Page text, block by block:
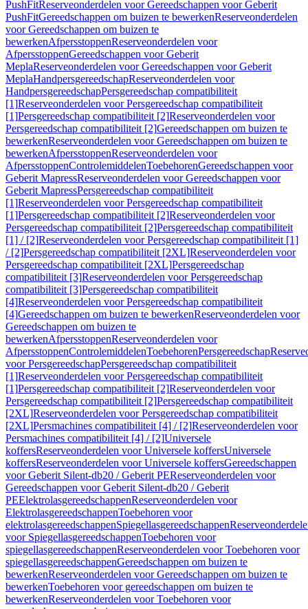
PushFitReserveonderdelen voor Gereedschappen voor Geberit
PushFitGereedschappen om buizen te bewerkenReserveonderdelen
voor Gereedschappen om buizen te
bewerkenAfpersstoppenReserveonderdelen voor
AfpersstoppenGereedschappen voor Geberit
MeplaReserveonderdelen voor Gereedschappen voor Geberit
MeplaHandpersgereedschapReserveonderdelen voor
HandpersgereedschapPersgereedschap compatibiliteit
[1]Reserveonderdelen voor Persgereedschap compatibiliteit
[1]Persgereedschap compatibiliteit [2]Reserveonderdelen voor
Persgereedschap compatibiliteit [2]Gereedschappen om buizen te
bewerkenReserveonderdelen voor Gereedschappen om buizen te
bewerkenAfpersstoppenReserveonderdelen voor
AfpersstoppenControlemiddelenToebehorenGereedschappen voor
Geberit MapressReserveonderdelen voor Gereedschappen voor
Geberit MapressPersgereedschap compatibiliteit
[1]Reserveonderdelen voor Persgereedschap compatibiliteit
[1]Persgereedschap compatibiliteit [2]Reserveonderdelen voor
Persgereedschap compatibiliteit [2]Persgereedschap compatibiliteit
[1] / [2]Reserveonderdelen voor Persgereedschap compatibiliteit [1]
/ [2]Persgereedschap compatibiliteit [2XL]Reserveonderdelen voor
Persgereedschap compatibiliteit [2XL]Persgereedschap
compatibiliteit [3]Reserveonderdelen voor Persgereedschap
compatibiliteit [3]Persgereedschap compatibiliteit
[4]Reserveonderdelen voor Persgereedschap compatibiliteit
[4]Gereedschappen om buizen te bewerkenReserveonderdelen voor
Gereedschappen om buizen te
bewerkenAfpersstoppenReserveonderdelen voor
AfpersstoppenControlemiddelenToebehorenPersgereedschap
voor PersgereedschapPersgereedschap compatibiliteit
[1]Reserveonderdelen voor Persgereedschap compatibiliteit
[1]Persgereedschap compatibiliteit [2]Reserveonderdelen voor
Persgereedschap compatibiliteit [2]Persgereedschap compatibiliteit
[2XL]Reserveonderdelen voor Persgereedschap compatibiliteit
[2XL]Persmachines compatibiliteit [4] / [2]Reserveonderdelen voor
Persmachines compatibiliteit [4] / [2]Universele
koffersReserveonderdelen voor Universele koffersUniversele
koffersReserveonderdelen voor Universele koffersGereedschappen
voor Geberit Silent-db20 / Geberit PEReserveonderdelen voor
Gereedschappen voor Geberit Silent-db20 / Geberit
PEElektrolasgereedschappenReserveonderdelen voor
ElektrolasgereedschappenToebehoren voor
elektrolasgereedschappenSpiegellasgereedschappen
voor SpiegellasgereedschappenToebehoren voor
spiegellasgereedschappenReserveonderdelen voor Toebehoren voor
spiegellasgereedschappenGereedschappen om buizen te
bewerkenReserveonderdelen voor Gereedschappen om buizen te
bewerkenToebehoren voor gereedschappen om buizen te
bewerkenReserveonderdelen voor Toebehoren voor